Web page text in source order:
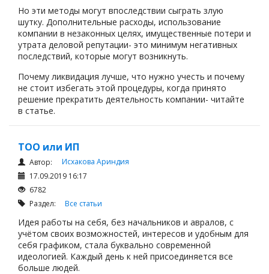
Но эти методы могут впоследствии сыграть злую
шутку. Дополнительные расходы, использование
компании в незаконных целях, имущественные потери и
утрата деловой репутации- это минимум негативных
последствий, которые могут возникнуть.
Почему ликвидация лучше, что нужно учесть и почему
не стоит избегать этой процедуры, когда принято
решение прекратить деятельность компании- читайте
в статье.
ТОО или ИП
Автор:
Исхакова Ариндия
17.09.2019 16:17
6782
Раздел: Все статьи
Идея работы на себя, без начальников и авралов, с
учётом своих возможностей, интересов и удобным для
себя графиком, стала буквально современной
идеологией. Каждый день к ней присоединяется все
больше людей.